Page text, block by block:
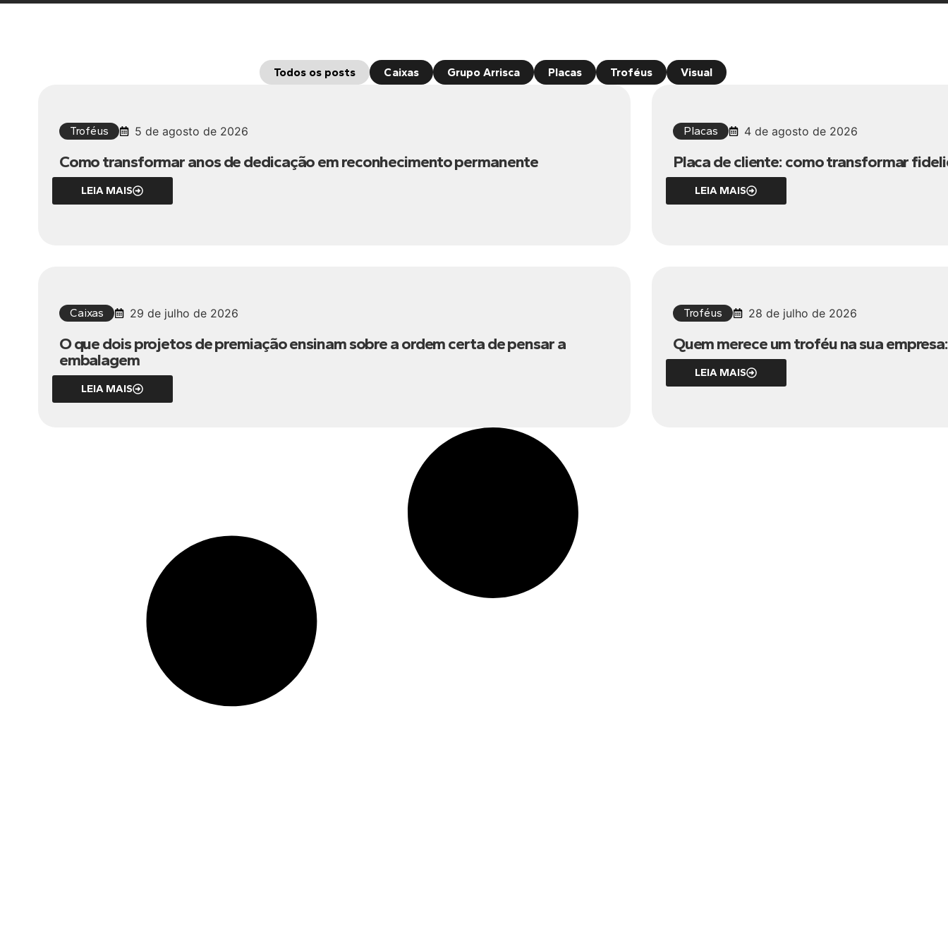
Caixas Grupo Arrisca Placas Troféus Visual
Todos os posts
Troféus 5 de agosto de 2026
Como transformar anos de dedicação em reconhecimento permanente
LEIA MAIS
Placas 4 de agosto de 2026
Placa de cliente: como transformar
LEIA MAIS
Caixas 29 de julho de 2026
O que dois projetos de premiação ensinam sobre a ordem certa de pensar a
embalagem
LEIA MAIS
Troféus 28 de julho de 2026
Quem merece um troféu na sua
LEIA MAIS